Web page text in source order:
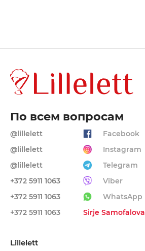
По всем вопросам
@lillelett
Facebook
@lillelett
Instagram
@lillelett
Telegram
+372 5911 1063
Viber
+372 5911 1063
WhatsApp
+372 5911 1063
Sirje Samofalova
Lillelett